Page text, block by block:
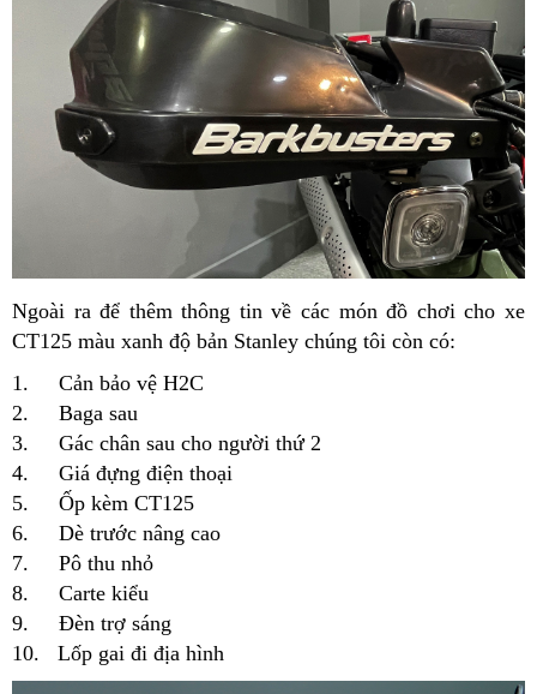
Ngoài ra để thêm thông tin về các món đồ chơi cho xe
CT125 màu xanh độ bản Stanley chúng tôi còn có:
1. Cản bảo vệ H2C
2. Baga sau
3. Gác chân sau cho người thứ 2
4. Giá đựng điện thoại
5. Ốp kèm CT125
6. Dè trước nâng cao
7. Pô thu nhỏ
8. Carte kiểu
9. Đèn trợ sáng
10. Lốp gai đi địa hình